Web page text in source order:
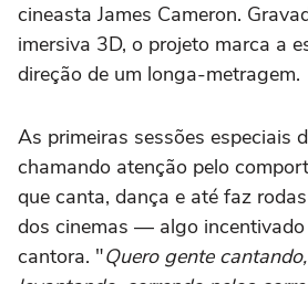
cineasta James Cameron.
imersiva 3D, o projeto marca a
direção de um longa-metragem.
As primeiras sessões especiais
chamando atenção pelo
que canta, dança e até faz
dos cinemas — algo incentivado
cantora. "Quero gente